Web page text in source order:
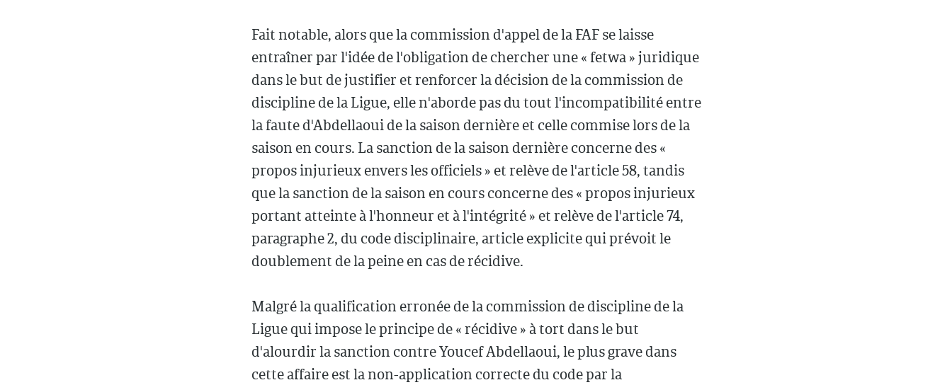
Fait notable, alors que la commission d'appel de la FAF se laisse
entraîner par l'idée de l'obligation de chercher une « fetwa » juridique
dans le but de justifier et renforcer la décision de la commission de
discipline de la Ligue, elle n'aborde pas du tout l'incompatibilité entre
la faute d'Abdellaoui de la saison dernière et celle commise lors de la
saison en cours. La sanction de la saison dernière concerne des «
propos injurieux envers les officiels » et relève de l'article 58, tandis
que la sanction de la saison en cours concerne des « propos injurieux
portant atteinte à l'honneur et à l'intégrité » et relève de l'article 74,
paragraphe 2, du code disciplinaire, article explicite qui prévoit le
doublement de la peine en cas de récidive.
Malgré la qualification erronée de la commission de discipline de la
Ligue qui impose le principe de « récidive » à tort dans le but
d'alourdir la sanction contre Youcef Abdellaoui, le plus grave dans
cette affaire est la non-application correcte du code par la